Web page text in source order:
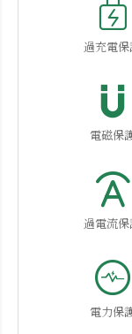
過充電
電磁保
過電流
電力保